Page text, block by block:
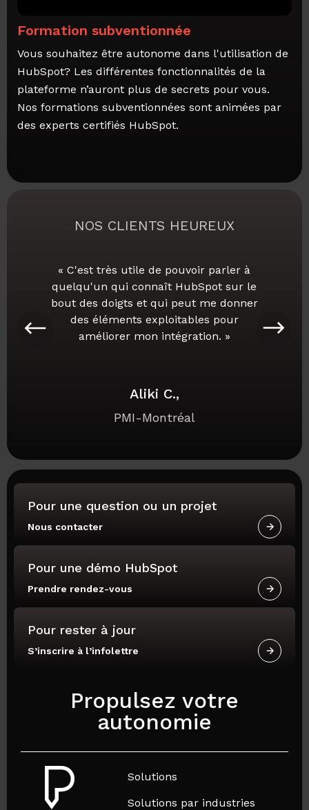
Formation subventionnée
Vous souhaitez être autonome dans l'utilisation de
HubSpot? Les différentes fonctionnalités de la
plateforme n’auront plus de secrets pour vous.
Nos formations subventionnées sont animées par
des experts certifiés HubSpot.
NOS CLIENTS HEUREUX
« C'est très utile de pouvoir parler à
quelqu'un qui connaît HubSpot sur le
bout des doigts et qui peut me donner
des éléments exploitables pour
améliorer mon intégration. »
Aliki C.,
PMI-Montréal
© 2026 Parkour3
Pour une question ou un projet
Nous contacter
Pour une démo HubSpot
Prendre rendez-vous
Pour rester à jour
S’inscrire à l’infolettre
Propulsez votre
autonomie
Solutions
Solutions par industries